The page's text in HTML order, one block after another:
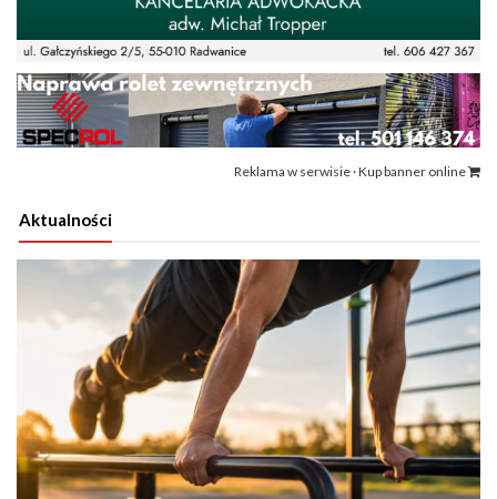
Reklama w serwisie · Kup banner online
Aktualności